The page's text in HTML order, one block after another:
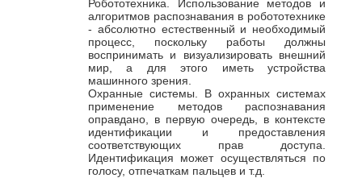
Робототехника. Использование методов и
алгоритмов распознавания в робототехнике
- абсолютно естественный и необходимый
процесс, поскольку работы должны
воспринимать и визуализировать внешний
мир, а для этого иметь устройства
машинного зрения.
Охранные системы. В охранных системах
применение методов распознавания
оправдано, в первую очередь, в контексте
идентификации и предоставления
соответствующих прав доступа.
Идентификация может осуществляться по
голосу, отпечаткам пальцев и т.д.